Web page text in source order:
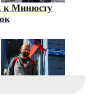
к Минюсту